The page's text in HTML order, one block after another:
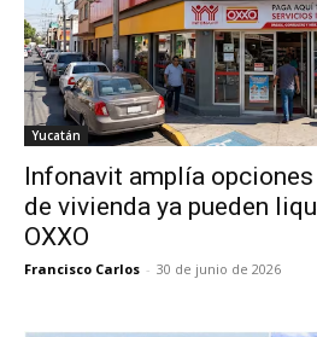
Yucatán
Infonavit amplía
de vivienda ya pueden
OXXO
Francisco Carlos - 30 de junio de 2026